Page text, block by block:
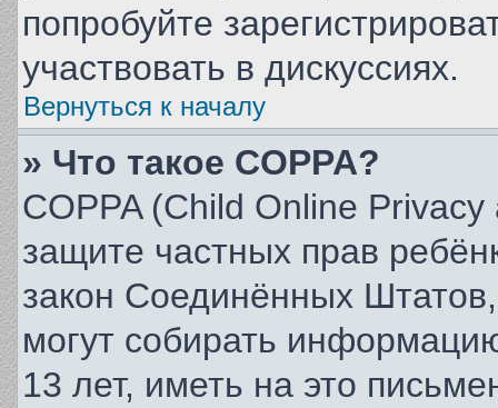
попробуйте
участвовать в дискуссиях.
Вернуться к началу
» Что такое COPPA?
COPPA (Child Online
защите частных прав
закон Соединённых
могут собирать
13 лет, иметь на это